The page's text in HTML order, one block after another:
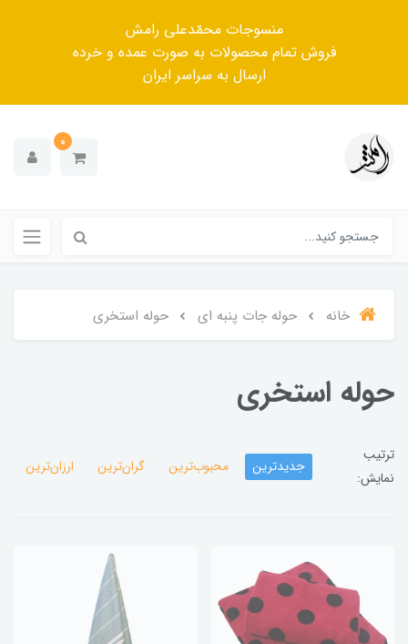
منسوجات محمّدعلی رامش
فروش تمام محصولات به صورت عمده و خرده
ارسال به سراسر ایران
0
خانه حوله جات پنبه ای حوله استخری
حوله استخری
ترتیب
نمایش:
جدیدترین محبوب‌ترین گران‌ترین ارزان‌ترین